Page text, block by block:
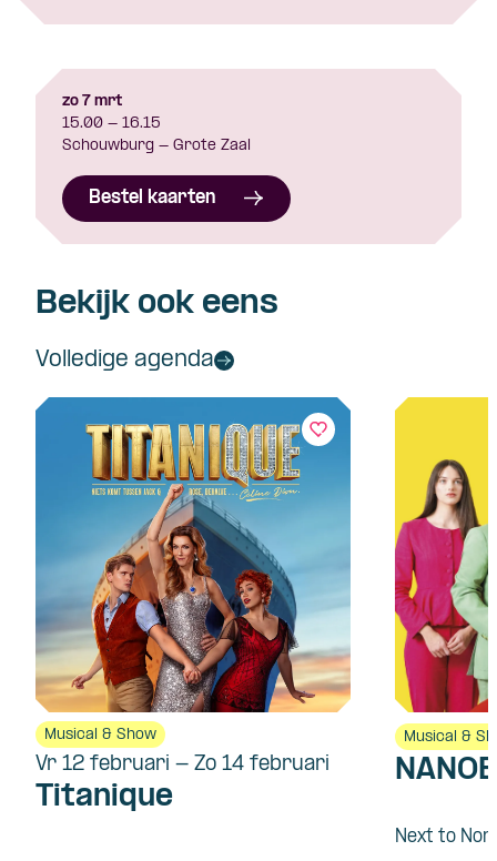
zo 7 mrt
15.00 - 16.15
Schouwburg - Grote Zaal
Bestel kaarten
Bekijk ook eens
Volledige agenda
Musical & Show
Vr 12 februari - Zo 14 februari
Titanique
Musical &
Next to